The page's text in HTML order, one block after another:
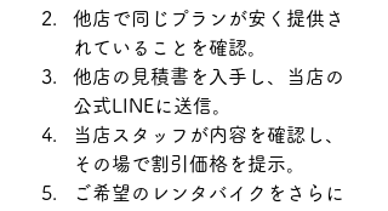
他店で同じプランが安く提供さ
れていることを確認。
他店の見積書を入手し、当店の
公式LINEに送信。
当店スタッフが内容を確認し、
その場で割引価格を提示。
ご希望のレンタバイクをさらに